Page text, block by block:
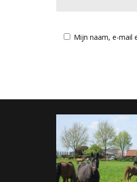
Mijn naam, e-mail